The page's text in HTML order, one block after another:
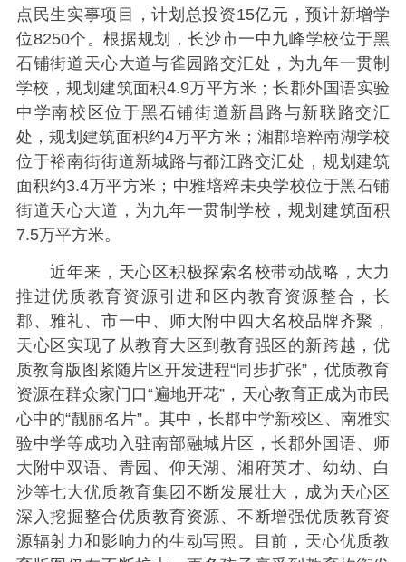
点民生实事项目，计划总投资15亿元，预计新增学
位8250个。根据规划，长沙市一中九峰学校位于黑
石铺街道天心大道与雀园路交汇处，为九年一贯制
学校，规划建筑面积4.9万平方米；长郡外国语实验
中学南校区位于黑石铺街道新昌路与新联路交汇
处，规划建筑面积约4万平方米；湘郡培粹南湖学校
位于裕南街街道新城路与都江路交汇处，规划建筑
面积约3.4万平方米；中雅培粹未央学校位于黑石铺
街道天心大道，为九年一贯制学校，规划建筑面积
7.5万平方米。
近年来，天心区积极探索名校带动战略，大力
推进优质教育资源引进和区内教育资源整合，长
郡、雅礼、市一中、师大附中四大名校品牌齐聚，
天心区实现了从教育大区到教育强区的新跨越，优
质教育版图紧随片区开发进程“同步扩张”，优质教育
资源在群众家门口“遍地开花”，天心教育正成为市民
心中的“靓丽名片”。其中，长郡中学新校区、南雅实
验中学等成功入驻南部融城片区，长郡外国语、师
大附中双语、青园、仰天湖、湘府英才、幼幼、白
沙等七大优质教育集团不断发展壮大，成为天心区
深入挖掘整合优质教育资源、不断增强优质教育资
源辐射力和影响力的生动写照。目前，天心优质教